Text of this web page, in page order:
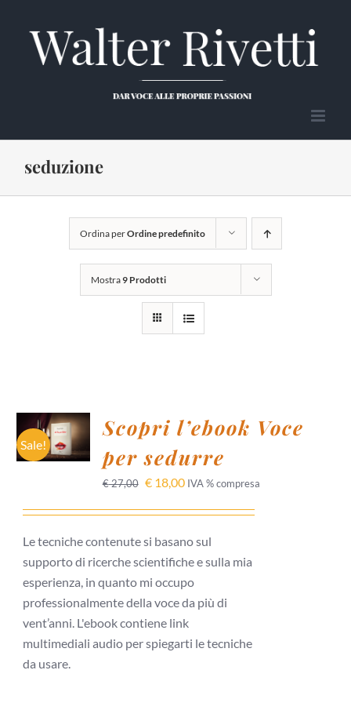
contenuto
seduzione
Ordina perOrdine predefinito
Mostra9 Prodotti
Sale!
AL
CARRELLO
/
Scopri l’ebook Voce
per sedurre
€27,00 €18,00 IVA % compresa
Le tecniche contenute si basano sul
supporto di ricerche scientifiche e sulla mia
esperienza, in quanto mi occupo
professionalmente della voce da più di
vent’anni. L'ebook contiene link
multimediali audio per spiegarti le tecniche
da usare.